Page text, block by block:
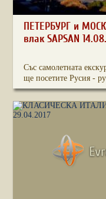
ПЕТЕРБУРГ и
влак SAPSAN
Със самолетната
ще посетите Русия -